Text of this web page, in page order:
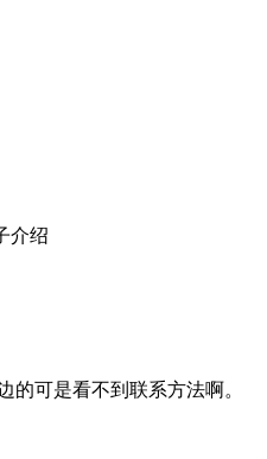
介绍
的可是看不到联系方法啊。